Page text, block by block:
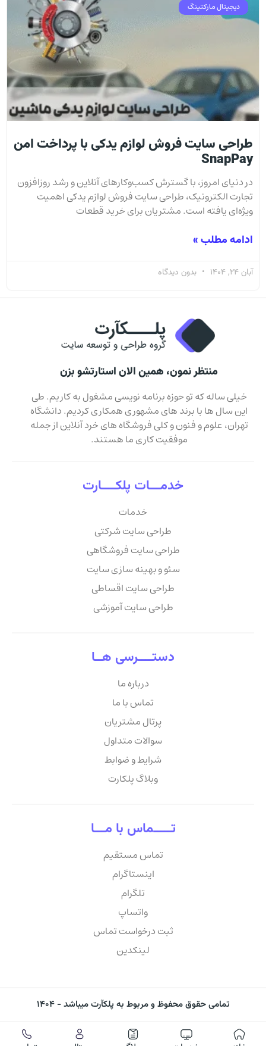
دیجیتال مارکتینگ
طراحی سایت فروش لوازم یدکی با پرداخت امن
SnapPay
در دنیای امروز، با گسترش کسب‌وکارهای آنلاین و رشد روزافزون
تجارت الکترونیک، طراحی سایت فروش لوازم یدکی اهمیت
ویژه‌ای یافته است. مشتریان برای خرید قطعات
ادامه مطلب »
آبان 24, 1404 بدون دیدگاه
منتظر نمون، همین الان استارتشو بزن
خیلی ساله که تو حوزه برنامه نویسی مشغول به کاریم. طی
این سال ها با برند های مشهوری همکاری کردیم. دانشگاه
تهران، علوم و فنون و کلی فروشگاه های خرد آنلاین از جمله
موفقیت کاری ما هستند.
خدمـــات پلکــــارت
خدمات
طراحی سایت شرکتی
طراحی سایت فروشگاهی
سئو و بهینه سازی سایت
طراحی سایت اقساطی
طراحی سایت آموزشی
دستــــرسی هــا
درباره ما
تماس با ما
پرتال مشتریان
سوالات متداول
شرایط و ضوابط
وبلاگ پلکارت
تـــــماس با مـــا
تماس مستقیم
اینستاگرام
تلگرام
واتساپ
ثبت درخواست تماس
لینکدین
تمامی حقوق محفوظ و مربوط به پلکآرت میباشد - ۱۴۰۴